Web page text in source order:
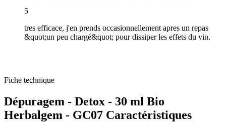
5
tres efficace, j'en prends occasionnellement apres un repas
&quot;un peu chargé&quot; pour dissiper les effets du vin.
Fiche technique
Dépuragem - Detox - 30 ml Bio
Herbalgem - GC07 Caractéristiques